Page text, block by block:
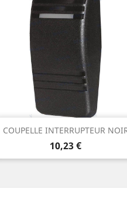
COUPELLE INTERRUPTEUR
Prix
10,23 €
Aperçu rapide